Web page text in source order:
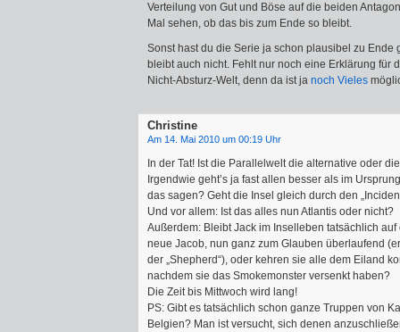
Verteilung von Gut und Böse auf die beiden
Mal sehen, ob das bis zum Ende so bleibt.
Sonst hast du die Serie ja schon plausibel zu Ende
bleibt auch nicht. Fehlt nur noch eine Erklärung für
Nicht-Absturz-Welt, denn da ist ja noch Vieles
Christine
Am 14. Mai 2010 um 00:19 Uhr
In der Tat! Ist die Parallelwelt die alternative oder
Irgendwie geht’s ja fast allen besser als im
das sagen? Geht die Insel gleich durch den
Und vor allem: Ist das alles nun Atlantis oder nicht?
Außerdem: Bleibt Jack im Inselleben tatsächlich
neue Jacob, nun ganz zum Glauben überlaufend
der „Shepherd“), oder kehren sie alle dem Eiland
nachdem sie das Smokemonster versenkt haben?
Die Zeit bis Mittwoch wird lang!
PS: Gibt es tatsächlich schon ganze Truppen von
Belgien? Man ist versucht, sich denen